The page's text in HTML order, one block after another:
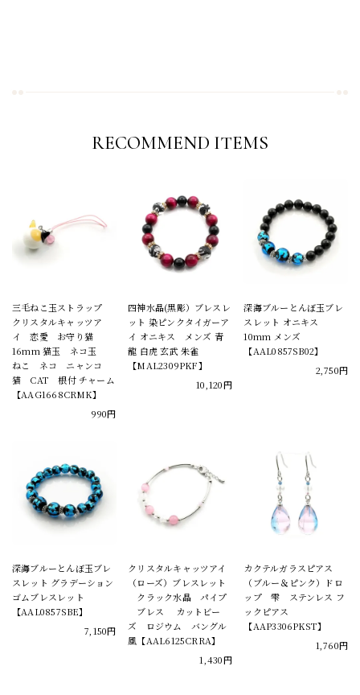
RECOMMEND ITEMS
三毛ねこ玉ストラップ
クリスタルキャッツア
イ 恋愛 お守り猫
16mm 猫玉 ネコ玉
ねこ ネコ ニャンコ
猫 CAT 根付 チャーム
【AAG1668CRMK】
990円
四神水晶(黒彫）ブレスレ
ット 染ピンクタイガーア
イ オニキス メンズ 青
龍 白虎 玄武 朱雀
【MAL2309PKF】
10,120円
深海ブルーとんぼ玉ブレ
スレット オニキス
10mm メンズ
【AAL0857SB02】
2,750円
深海ブルーとんぼ玉ブレ
スレット グラデーション
ゴムブレスレット
【AAL0857SBE】
7,150円
クリスタルキャッツアイ
（ローズ）ブレスレット
クラック水晶 パイプ
ブレス カットビー
ズ ロジウム バングル
風【AAL6125CRRA】
1,430円
カクテルガラスピアス
（ブルー＆ピンク）ドロ
ップ 雫 ステンレス フ
ックピアス
【AAP3306PKST】
1,760円